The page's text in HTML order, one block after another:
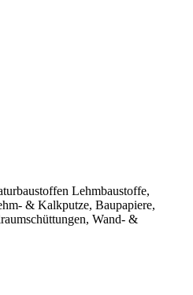
Lehmbaustoffe,
& Kalkputze, Baupapiere,
Wand- &